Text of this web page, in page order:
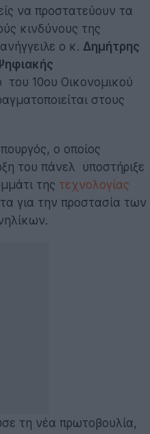
να προστατεύουν τα
κινδύνους της
ο κ. Δημήτρης
του 10oυ Οικονομικού
στους
ο οποίος
του πάνελ υποστήριξε
της τεχνολογίας
για την προστασία των
τη νέα πρωτοβουλία,